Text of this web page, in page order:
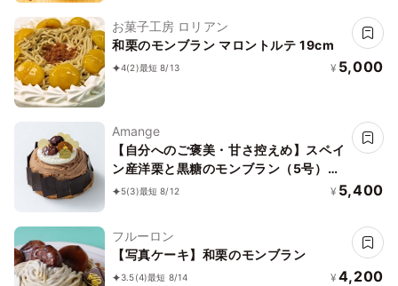
お菓子工房 ロリアン
和栗のモンブラン マロントルテ 19cm
4(2)最短 8/13 ¥ 5,000
Amange
【自分へのご褒美・甘さ控えめ】スペイ
ン産洋栗と黒糖のモンブラン（5号）｜
数量限定
5(3)最短 8/12 ¥ 5,400
フルーロン
【写真ケーキ】和栗のモンブラン
3.5(4)最短 8/14 ¥ 4,200